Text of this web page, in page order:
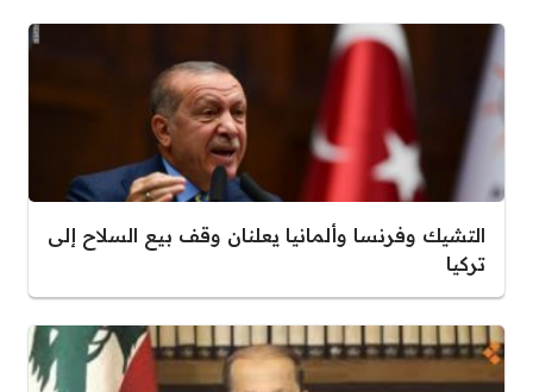
التشيك وفرنسا وألمانيا يعلنان وقف بيع السلاح إلى
تركيا